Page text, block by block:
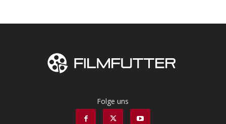
Folge uns